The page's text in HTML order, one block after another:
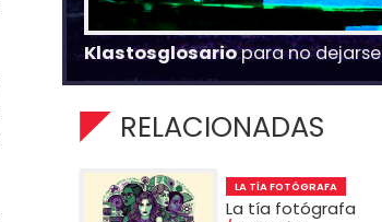
Klastosglosariopara no dejarse
RELACIONADAS
LA TÍA FOTÓGRAFA
La tía fotógrafa